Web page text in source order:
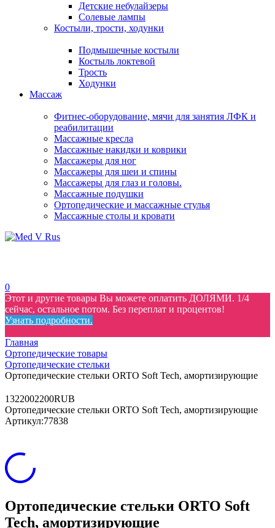
Детские небулайзеры
Солевые лампы
Костыли, трости, ходунки
Подмышечные костыли
Костыль локтевой
Трость
Ходунки
Массаж
Фитнес-оборудование, мячи для занятия ЛФК и
реабилитации
Массажные кресла
Массажные накидки и коврики
Массажеры для ног
Массажеры для шеи и спины
Массажеры для глаз и головы.
Массажные подушки
Ортопедические и массажные стулья
Массажные столы и кровати
0
Этот и другие товары Вы можете оплатить ДОЛЯМИ. 1/4
сейчас, остальное потом. Без переплат и процентов!
Узнать подробности.
Главная
Ортопедические товары
Ортопедические стельки
Ортопедические стельки ORTO Soft Tech, амортизирующие
1322002200RUB
Ортопедические стельки ORTO Soft Tech, амортизирующие
Артикул:77838
Ортопедические стельки ORTO Soft
Tech, амортизирующие